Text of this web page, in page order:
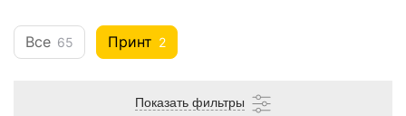
Все 65 Принт 2
Показать фильтры